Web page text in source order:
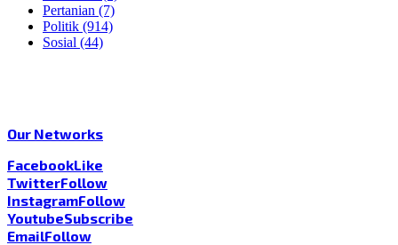
Pertanian (7)
Politik (914)
Sosial (44)
Our Networks
FacebookLike
TwitterFollow
InstagramFollow
YoutubeSubscribe
EmailFollow